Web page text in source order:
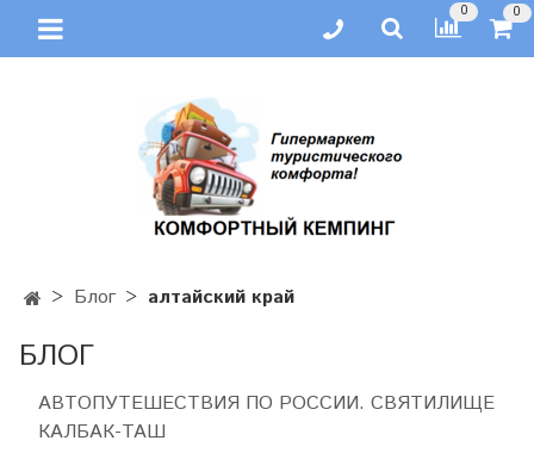
0 0
Блог алтайский край
БЛОГ
АВТОПУТЕШЕСТВИЯ ПО РОССИИ. СВЯТИЛИЩЕ
КАЛБАК-ТАШ